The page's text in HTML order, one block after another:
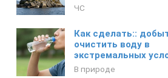
ЧС
Как сделать::
очистить воду в
экстремальных
В природе